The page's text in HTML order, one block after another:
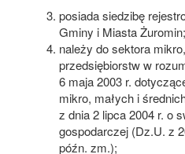
posiada siedzibę
Gminy i Miasta Żuromin;
należy do sektora
przedsiębiorstw w
6 maja 2003 r.
mikro, małych i
z dnia 2 lipca 2004 r. o
gospodarczej (Dz.U. z
późn. zm.);